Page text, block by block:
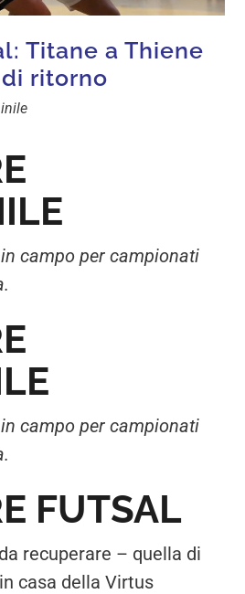
Titane a Thiene
ritorno
campo per campionati
campo per campionati
FUTSAL
recuperare – quella di
casa della Virtus